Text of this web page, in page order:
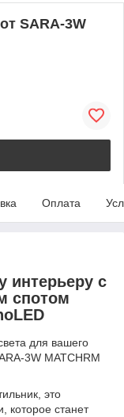
SARA-3W
Оплата
интерьеру с
спотом
для вашего
3W MATCHRM
это
которое станет